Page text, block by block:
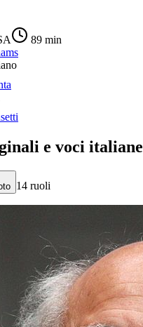
89 min
e voci italiane
14 ruoli